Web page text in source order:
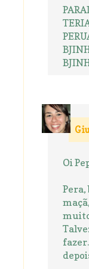
Oi
Pera,